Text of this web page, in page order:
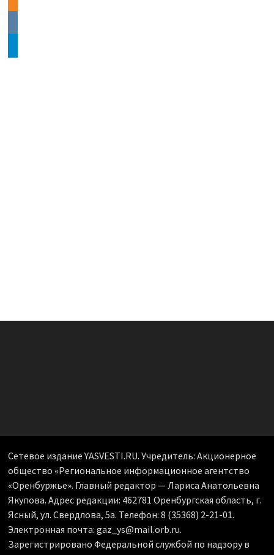
Сетевое издание YASVESTI.RU. Учредитель: Акционерное
общество «Региональное информационное агентство
«Оренбуржье». Главный редактор — Лариса Анатольевна
Якупова. Адрес редакции: 462781 Оренбургская область, г.
Ясный, ул. Свердлова, 5а. Телефон: 8 (35368) 2-21-01.
Электронная почта: gaz_ys@mail.orb.ru.
Зарегистрировано Федеральной службой по надзору в